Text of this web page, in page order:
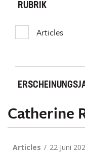
RUBRIK
Articles
Catherine
Articles 22 Juni